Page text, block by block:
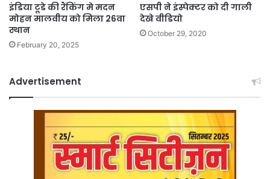
इंडिया टूडे की रैंकिंग मे मदन
मोहन मालवीय को मिला 26वा
स्थान
February 20, 2025
एसपी ने इंस्पेक्टर को दी गाली
देखे वीडियो
October 29, 2020
Advertisement